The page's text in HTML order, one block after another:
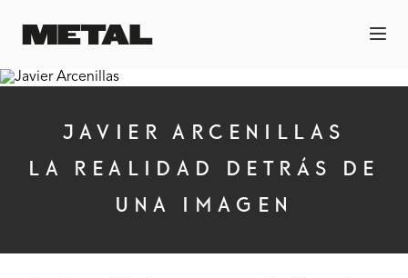
JAVIER ARCENILLAS
LA REALIDAD DETRÁS DE
UNA IMAGEN